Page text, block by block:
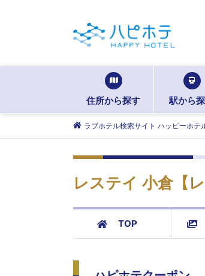
住所から探す 駅から
ラブホテル検索サイト ハッピーホテ
レステイ 小倉【
TOP